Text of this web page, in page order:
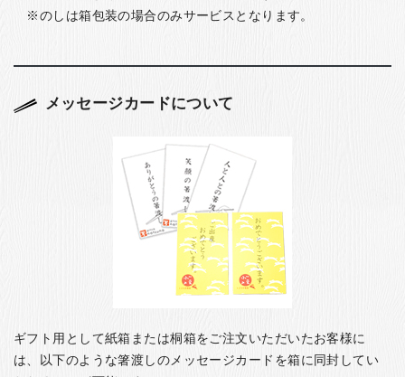
のしは箱包装の場合のみサービスとなります。
メッセージカードについて
ギフト用として紙箱または桐箱をご注文いただいたお客様に
は、以下のような箸渡しのメッセージカードを箱に同封してい